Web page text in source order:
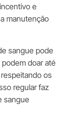
e
manutenção
sangue pode
doar até
os
regular faz
sangue